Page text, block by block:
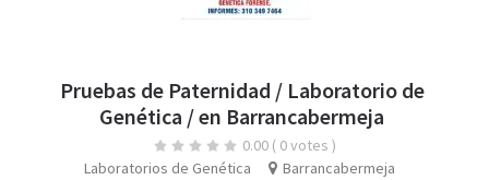
Pruebas de Paternidad / Laboratorio de
Genética / en Barrancabermeja
0.00 ( 0 votes )
Laboratorios de Genética
Barrancabermeja